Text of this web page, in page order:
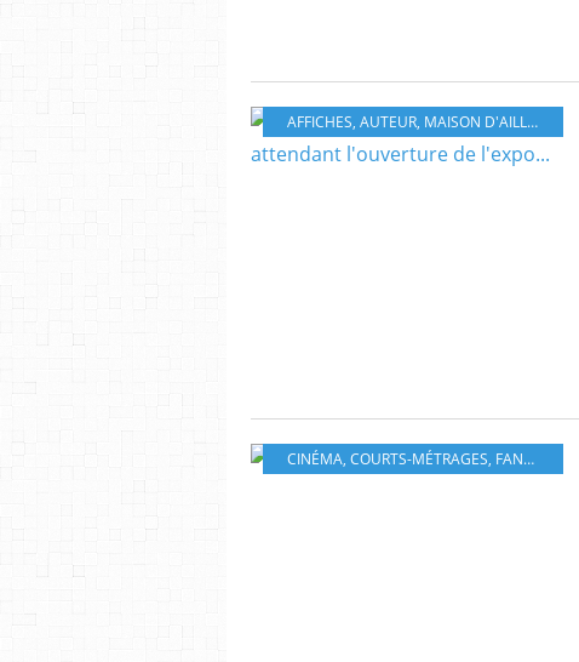
AFFICHES, AUTEUR, MAISON D'AILLEURS
CINÉMA, COURTS-MÉTRAGES, FANTASTIQUE